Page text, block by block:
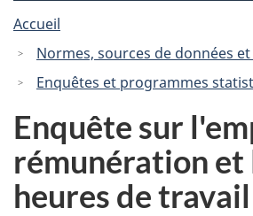
Accueil
Normes, sources de données
Enquêtes et programmes
Enquête sur
rémunération et
heures de travail